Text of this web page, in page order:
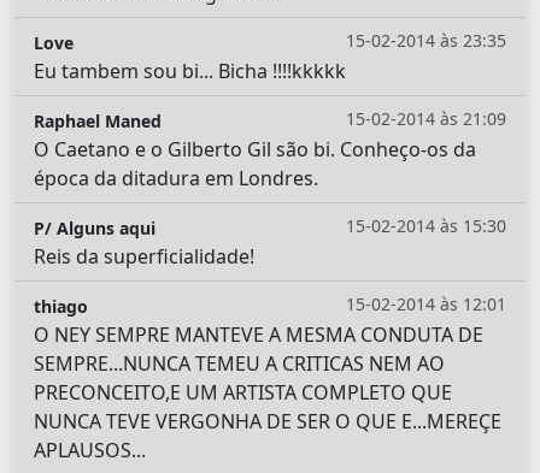
15-02-2014 às 23:35
Love
Eu tambem sou bi... Bicha !!!!kkkkk
15-02-2014 às 21:09
Raphael Maned
O Caetano e o Gilberto Gil são bi. Conheço-os da
época da ditadura em Londres.
15-02-2014 às 15:30
P/ Alguns aqui
Reis da superficialidade!
15-02-2014 às 12:01
thiago
O NEY SEMPRE MANTEVE A MESMA CONDUTA DE
SEMPRE...NUNCA TEMEU A CRITICAS NEM AO
PRECONCEITO,E UM ARTISTA COMPLETO QUE
NUNCA TEVE VERGONHA DE SER O QUE E...MEREÇE
APLAUSOS...